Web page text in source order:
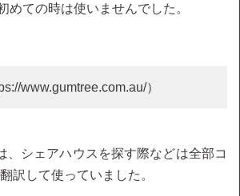
めての時は使いませんでした。
www.gumtree.com.au/）
、シェアハウスを探す際などは全部コ
訳して使っていました。